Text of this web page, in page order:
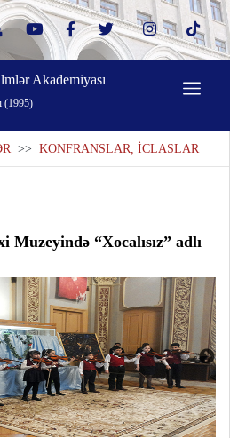
Akademiyası
(1995)
>> KONFRANSLAR, İCLASLAR
“Xocalısız” adlı